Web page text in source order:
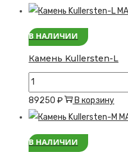
Камень
lys
В НАЛИЧИИ
Камень Kullersten-L
Количество
товара
Камень
L
89250 ₽ В корзину
В НАЛИЧИИ